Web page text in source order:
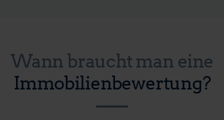
Wann braucht man eine
Immobilienbewertung?